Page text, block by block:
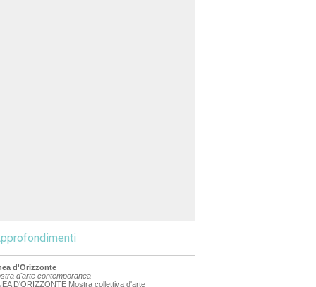
d'Orizzonte
d'arte contemporanea
D'ORIZZONTE Mostra collettiva d'arte